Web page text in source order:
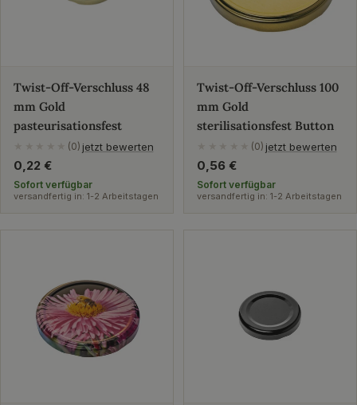
Twist-Off-Verschluss 48
mm Gold
pasteurisationsfest
(0) jetzt bewerten
Regulärer
Preis
0,22 €
Sofort verfügbar
versandfertig in: 1-2 Arbeitstagen
Twist-Off-Verschluss 100
mm Gold
sterilisationsfest Button
(0) jetzt bewerten
Regulärer
Preis
0,56 €
Sofort verfügbar
versandfertig in: 1-2 Arbeitstagen